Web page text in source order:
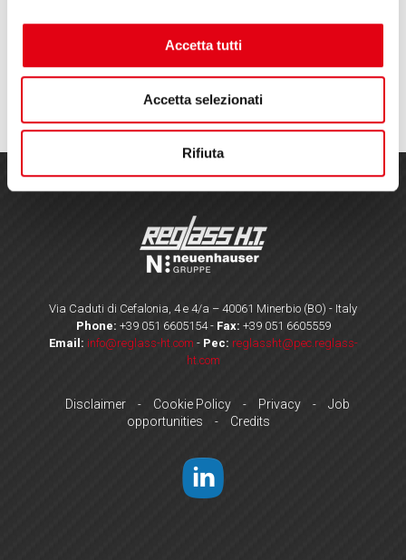
Accetta tutti
Accetta selezionati
Rifiuta
Reglass at Aeromart in Turin
Via Caduti di Cefalonia, 4 e 4/a – 40061 Minerbio (BO) - Italy
Phone: +39 051 6605154- Fax: +39 051 6605559
Email: info@reglass-ht.com - Pec: reglassht@pec.reglass-
ht.com
Disclaimer - Cookie Policy - Privacy -
Job
opportunities
- Credits